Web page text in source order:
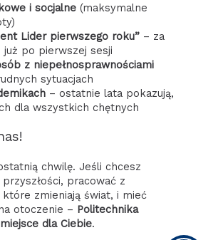
i socjalne(maksymalne
Lider pierwszego roku”– za
po pierwszej sesji
z niepełnosprawnościami
sytuacjach
– ostatnie lata pokazują,
dla wszystkich chętnych
chwilę. Jeśli chcesz
pracować z
zmieniają świat, i mieć
otoczenie – Politechnika
dla Ciebie.